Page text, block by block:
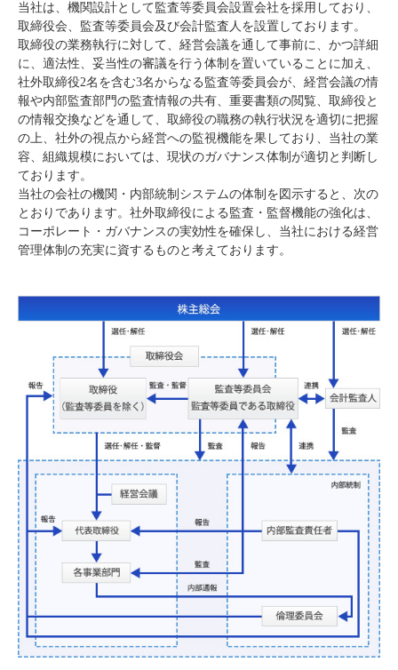
当社は、機関設計として監査等委員会設置会社を採用しており、
取締役会、監査等委員会及び会計監査人を設置しております。
取締役の業務執行に対して、経営会議を通して事前に、かつ詳細
に、適法性、妥当性の審議を行う体制を置いていることに加え、
社外取締役2名を含む3名からなる監査等委員会が、経営会議の情
報や内部監査部門の監査情報の共有、重要書類の閲覧、取締役と
の情報交換などを通して、取締役の職務の執行状況を適切に把握
の上、社外の視点から経営への監視機能を果しており、当社の業
容、組織規模においては、現状のガバナンス体制が適切と判断し
ております。
当社の会社の機関・内部統制システムの体制を図示すると、次の
とおりであります。社外取締役による監査・監督機能の強化は、
コーポレート・ガバナンスの実効性を確保し、当社における経営
管理体制の充実に資するものと考えております。